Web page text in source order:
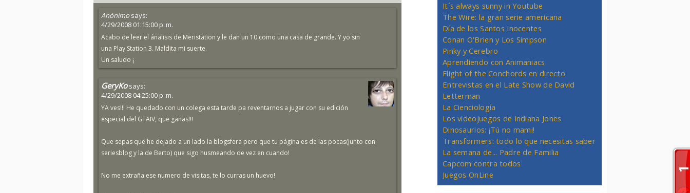
Anónimo says:
4/29/2008 01:15:00 p. m.
Acabo de leer el ánalisis de Meristation y le dan un 10 como una casa de grande. Y yo sin
una Play Station 3. Maldita mi suerte.
Un saludo ¡
GeryKo says:
4/29/2008 04:25:00 p. m.
YA ves!!! He quedado con un colega esta tarde pa reventarnos a jugar con su edición
especial del GTAIV, que ganas!!!
Que sepas que he dejado a un lado la blogsfera pero que tu página es de las pocas(junto con
seriesblog y la de Berto) que sigo husmeando de vez en cuando!
No me extraña ese numero de visitas, te lo curras un huevo!
It´s always sunny in Youtube
The Wire: la gran serie americana
Día de los Santos Inocentes
Conan O'Brien y Los Simpson
Pinky y Cerebro
Aprendiendo con Animaniacs
Flight of the Conchords en directo
Entrevistas en el Late Show de David
Letterman
La Cienciología
Los videojuegos de Indiana Jones
Dinosaurios: ¡Tú no mami!
Transformers: todo lo que necesitas saber
La semana de... Padre de Familia
Capcom contra todos
Juegos OnLine